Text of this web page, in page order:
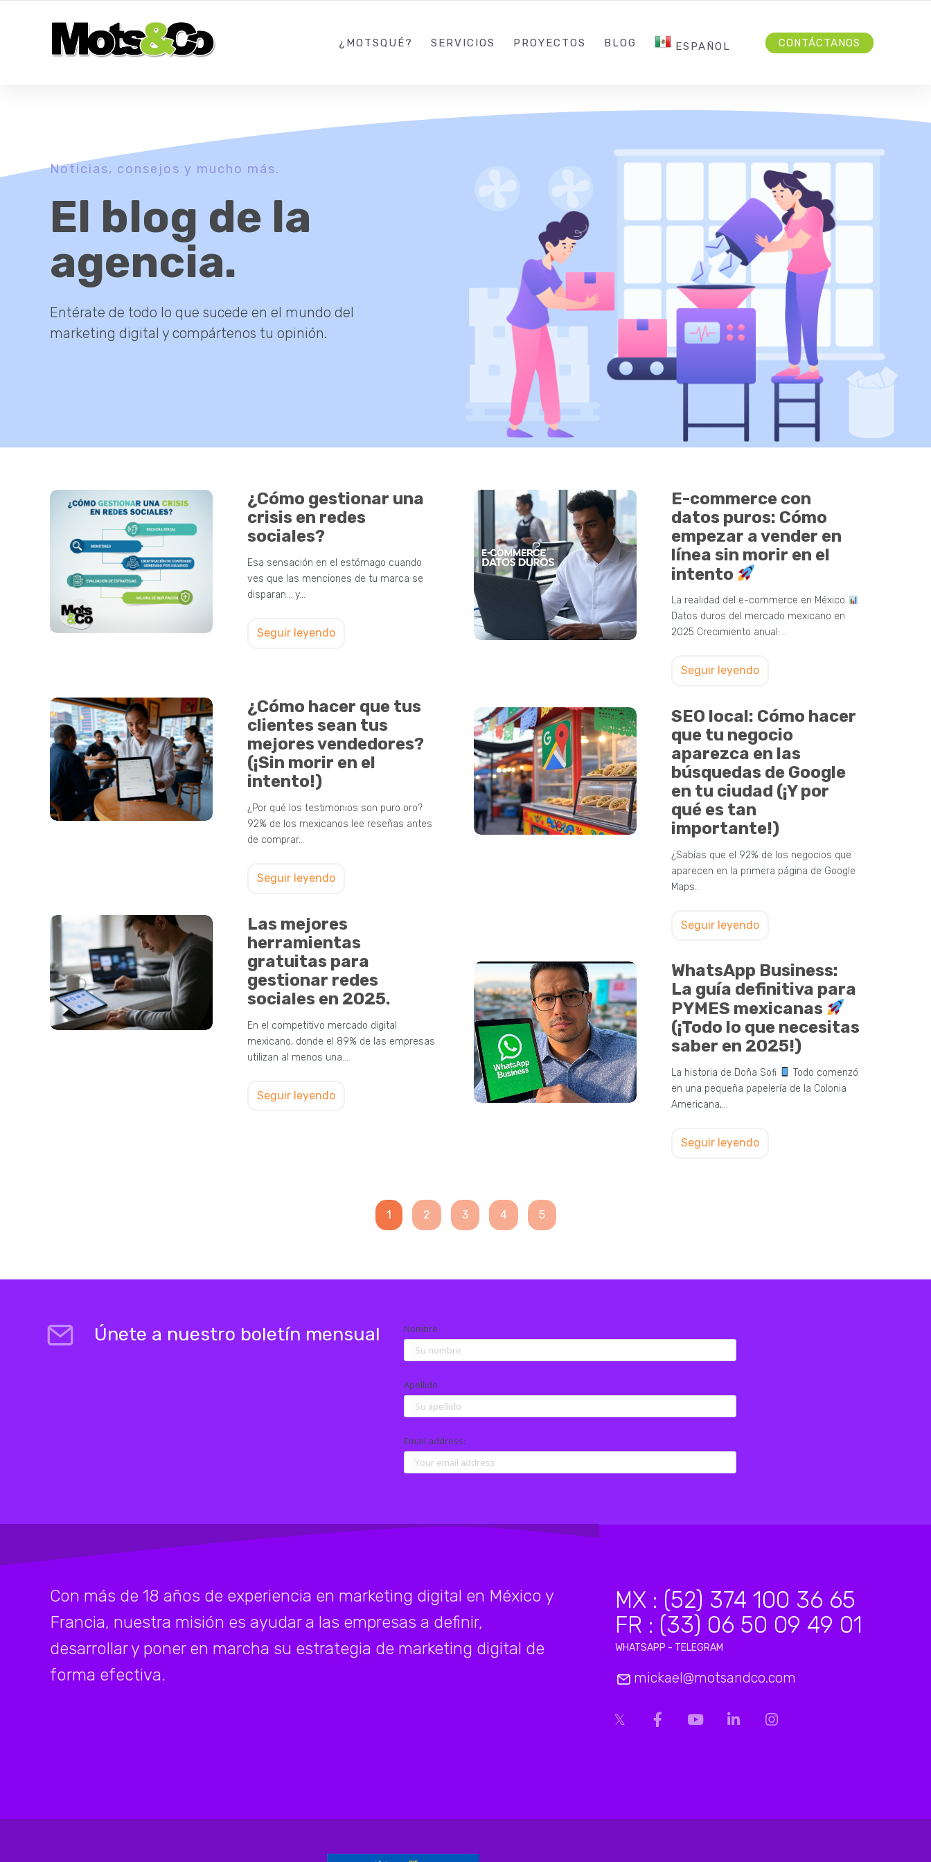
¿MOTSQUÉ? SERVICIOS PROYECTOS BLOG ESPAÑOL CONTÁCTANOS
Noticias, consejos y mucho más.
El blog de la
agencia.
Entérate de todo lo que sucede en el mundo del
marketing digital y compártenos tu opinión.
¿Cómo gestionar una
crisis en redes
sociales?
Esa sensación en el estómago cuando
ves que las menciones de tu marca se
disparan... y…
Seguir leyendo
E-commerce con
datos puros: Cómo
empezar a vender en
línea sin morir en el
intento
La realidad del e-commerce en México
Datos duros del mercado mexicano en
2025 Crecimiento anual:…
Seguir leyendo
¿Cómo hacer que tus
clientes sean tus
mejores vendedores?
(¡Sin morir en el
intento!)
¿Por qué los testimonios son puro oro?
92% de los mexicanos lee reseñas antes
de comprar…
Seguir leyendo
SEO local: Cómo hacer
que tu negocio
aparezca en las
búsquedas de Google
en tu ciudad (¡Y por
qué es tan
importante!)
¿Sabías que el 92% de los negocios que
aparecen en la primera página de Google
Maps…
Seguir leyendo
Las mejores
herramientas
gratuitas para
gestionar redes
sociales en 2025.
En el competitivo mercado digital
mexicano, donde el 89% de las empresas
utilizan al menos una…
Seguir leyendo
WhatsApp Business:
La guía definitiva para
PYMES mexicanas
(¡Todo lo que necesitas
saber en 2025!)
La historia de Doña Sofi
Todo comenzó
en una pequeña papelería de la Colonia
Americana,…
Seguir leyendo
1 2 3 4 5
Únete a nuestro boletín mensual Nombre
Apellido
Email address:
Con más de 18 años de experiencia en marketing digital en México y
Francia, nuestra misión es ayudar a las empresas a definir,
desarrollar y poner en marcha su estrategia de marketing digital de
forma efectiva.
MX : (52) 374 100 36 65
FR : (33) 06 50 09 49 01
WHATSAPP - TELEGRAM
mickael@motsandco.com